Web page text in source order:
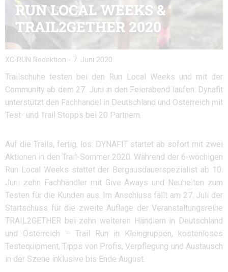
RUN LOCAL WEEKS &
TRAIL2GETHER 2020
XC-RUN Redaktion - 7. Juni 2020
Trailschuhe testen bei den Run Local Weeks und mit der
Community ab dem 27. Juni in den Feierabend laufen: Dynafit
unterstützt den Fachhandel in Deutschland und Österreich mit
Test- und Trail Stopps bei 20 Partnern.
Auf die Trails, fertig, los: DYNAFIT startet ab sofort mit zwei
Aktionen in den Trail-Sommer 2020. Während der 6-wöchigen
Run Local Weeks stattet der Bergausdauerspezialist ab 10.
Juni zehn Fachhändler mit Give Aways und Neuheiten zum
Testen für die Kunden aus. Im Anschluss fällt am 27. Juli der
Startschuss für die zweite Auflage der Veranstaltungsreihe
TRAIL2GETHER bei zehn weiteren Händlern in Deutschland
und Österreich – Trail Run in Kleingruppen, kostenloses
Testequipment, Tipps von Profis, Verpflegung und Austausch
in der Szene inklusive bis Ende August.